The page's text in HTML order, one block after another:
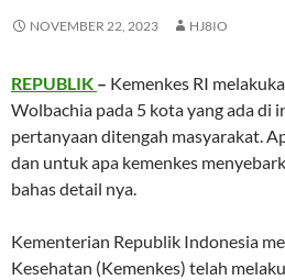
NOVEMBER 22, 2023 HJ8IO
REPUBLIK – Kemenkes RI
Wolbachia pada 5 kota yang ada di
pertanyaan ditengah masyarakat.
dan untuk apa kemenkes
bahas detail nya.
Kementerian Republik Indonesia
Kesehatan (Kemenkes) telah